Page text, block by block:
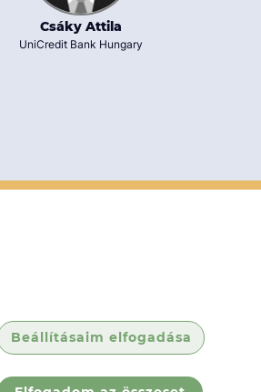
Beállításaim elfogadása
Csáky Attila
UniCredit Bank Hungary
dokumentumok